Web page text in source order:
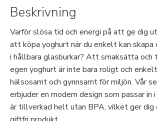
Beskrivning
Varför slösa tid och energi på att ge dig
att köpa yoghurt när du enkelt kan skapa
i hållbara glasburkar? Att smaksätta och
egen yoghurt är inte bara roligt och
hälsosamt och gynnsamt för miljön. Vår
erbjuder en modern design som passar in
är tillverkad helt utan BPA, vilket ger dig